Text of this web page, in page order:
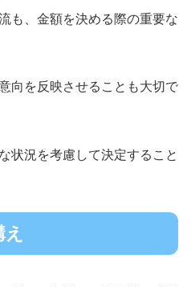
も、金額を決める際の重要な
向を反映させることも大切で
状況を考慮して決定すること